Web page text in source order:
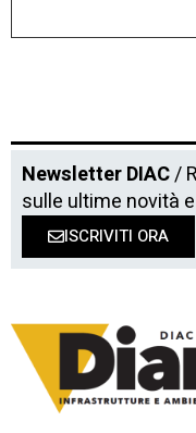
Newsletter DIAC/
sulle ultime novità
ISCRIVITI ORA